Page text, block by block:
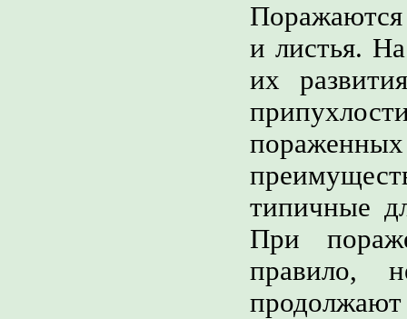
и листья.
их
типичные
При
правило,